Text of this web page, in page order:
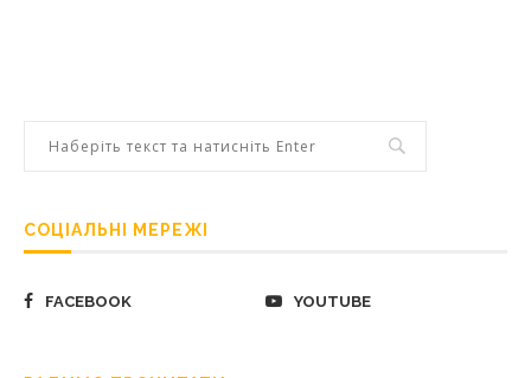
СОЦІАЛЬНІ МЕРЕЖІ
FACEBOOK YOUTUBE